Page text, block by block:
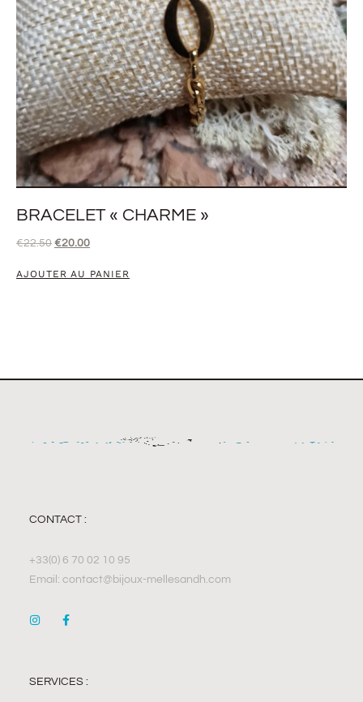
BRACELET « CHARME »
€22.50 €20.00
AJOUTER AU PANIER
CONTACT :
+33(0) 6 70 02 10 95
Email: contact@bijoux-mellesandh.com
SERVICES :